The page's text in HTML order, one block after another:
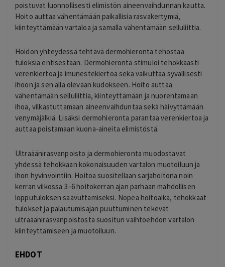
poistuvat luonnollisesti elimistön aineenvaihdunnan kautta.
Hoito auttaa vähentämään paikallisia rasvakertymiä,
kiinteyttämään vartaloa ja samalla vähentämään selluliittia.
Hoidon yhteydessä tehtävä dermohieronta tehostaa
tuloksia entisestään. Dermohieronta stimuloi tehokkaasti
verenkiertoa ja imunestekiertoa sekä vaikuttaa syvällisesti
ihoon ja sen alla olevaan kudokseen. Hoito auttaa
vähentämään selluliittia, kiinteyttämään ja nuorentamaan
ihoa, vilkastuttamaan aineenvaihduntaa sekä häivyttämään
venymäjälkiä. Lisäksi dermohieronta parantaa verenkiertoa ja
auttaa poistamaan kuona-aineita elimistöstä.
Ultraäänirasvanpoisto ja dermohieronta muodostavat
yhdessä tehokkaan kokonaisuuden vartalon muotoiluun ja
ihon hyvinvointiin. Hoitoa suositellaan sarjahoitona noin
kerran viikossa 3–6 hoitokerran ajan parhaan mahdollisen
lopputuloksen saavuttamiseksi. Nopea hoitoaika, tehokkaat
tulokset ja palautumisajan puuttuminen tekevät
ultraäänirasvanpoistosta suositun vaihtoehdon vartalon
kiinteyttämiseen ja muotoiluun.
EHDOT